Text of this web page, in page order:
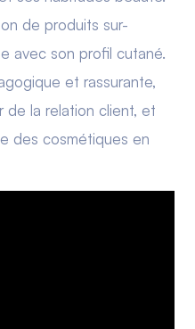
de produits sur-
avec son profil cutané.
et rassurante,
la relation client, et
des cosmétiques en